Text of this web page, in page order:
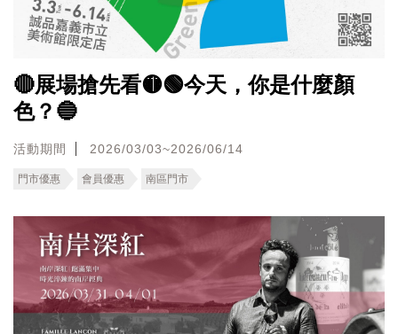
🔴展場搶先看🟡🟢今天，你是什麼顏
色？🔵
活動期間 2026/03/03~2026/06/14
門市優惠 會員優惠 南區門市